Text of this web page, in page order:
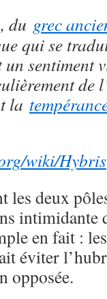
, du grec
qui se
un sentiment
de
la
wiki/Hybris
les deux
intimidante
en fait :
éviter
opposée.